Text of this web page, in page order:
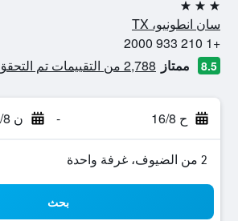
3 نجوم
سان انطونيو، TX
+1 210 933 2000
8.5 ممتاز 2,788 من التقييمات تم التحقق منها
ح 16/8 - ن 17/8
2 من الضيوف، غرفة واحدة
بحث